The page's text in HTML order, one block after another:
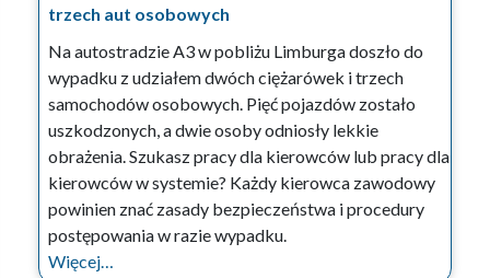
trzech aut osobowych
Na autostradzie A3 w pobliżu Limburga doszło do
wypadku z udziałem dwóch ciężarówek i trzech
samochodów osobowych. Pięć pojazdów zostało
uszkodzonych, a dwie osoby odniosły lekkie
obrażenia. Szukasz pracy dla kierowców lub pracy dla
kierowców w systemie? Każdy kierowca zawodowy
powinien znać zasady bezpieczeństwa i procedury
postępowania w razie wypadku.
Więcej…